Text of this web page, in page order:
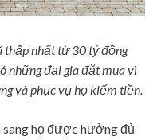
thấp nhất từ 30 tỷ đồng
những đại gia đặt mua vì
và phục vụ họ kiếm tiền.
sang họ được hưởng đủ